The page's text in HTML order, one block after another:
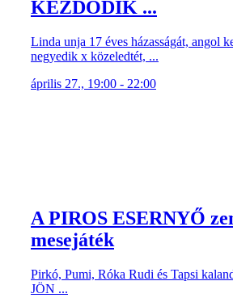
KEZDŐDIK ...
Linda unja 17 éves házasságát, angol
negyedik x közeledtét, ...
április 27., 19:00 - 22:00
A PIROS ESERNYŐ
mesejáték
Pirkó, Pumi, Róka Rudi és Tapsi
JÖN ...